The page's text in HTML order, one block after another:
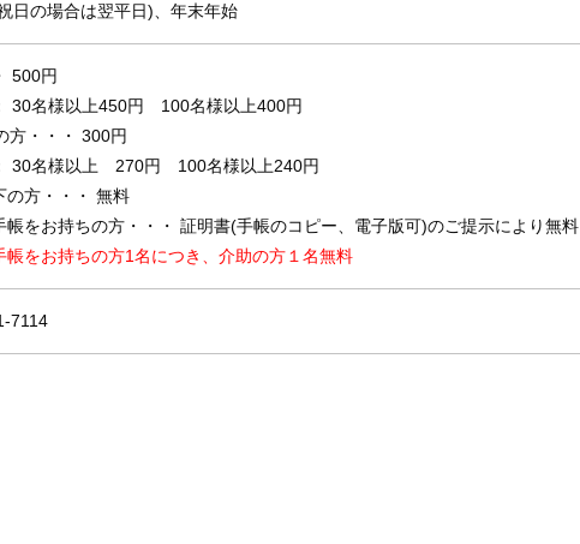
日の場合は翌平日)、年末年始
500円
30名様以上450円 100名様以上400円
方・・・ 300円
30名様以上 270円 100名様以上240円
の方・・・ 無料
帳をお持ちの方・・・ 証明書(手帳のコピー、電子版可)のご提示により無料
をお持ちの方1名につき、介助の方１名無料
7114